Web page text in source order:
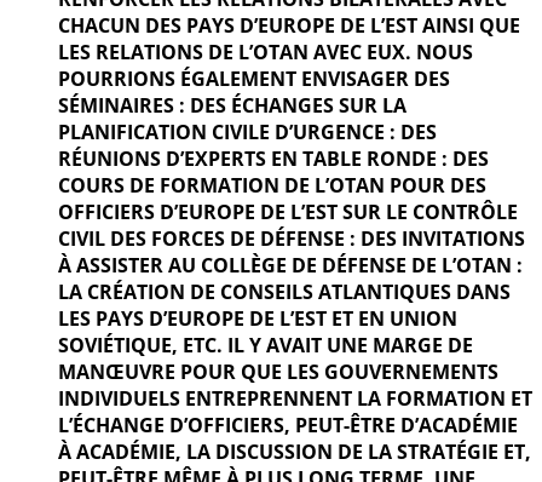
CHACUN DES PAYS D’EUROPE DE L’EST AINSI QUE
LES RELATIONS DE L’OTAN AVEC EUX. NOUS
POURRIONS ÉGALEMENT ENVISAGER DES
SÉMINAIRES : DES ÉCHANGES SUR LA
PLANIFICATION CIVILE D’URGENCE : DES
RÉUNIONS D’EXPERTS EN TABLE RONDE : DES
COURS DE FORMATION DE L’OTAN POUR DES
OFFICIERS D’EUROPE DE L’EST SUR LE CONTRÔLE
CIVIL DES FORCES DE DÉFENSE : DES INVITATIONS
À ASSISTER AU COLLÈGE DE DÉFENSE DE L’OTAN :
LA CRÉATION DE CONSEILS ATLANTIQUES DANS
LES PAYS D’EUROPE DE L’EST ET EN UNION
SOVIÉTIQUE, ETC. IL Y AVAIT UNE MARGE DE
MANŒUVRE POUR QUE LES GOUVERNEMENTS
INDIVIDUELS ENTREPRENNENT LA FORMATION ET
L’ÉCHANGE D’OFFICIERS, PEUT-ÊTRE D’ACADÉMIE
À ACADÉMIE, LA DISCUSSION DE LA STRATÉGIE ET,